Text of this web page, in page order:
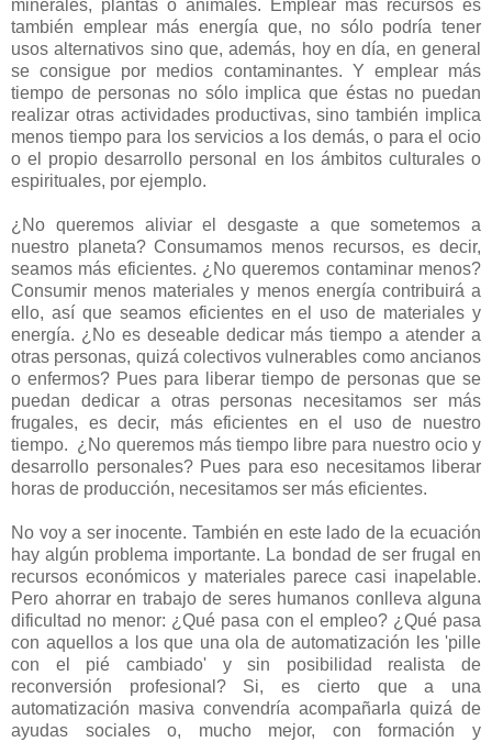
minerales, plantas o animales. Emplear más recursos es
también emplear más energía que, no sólo podría tener
usos alternativos sino que, además, hoy en día, en general
se consigue por medios contaminantes. Y emplear más
tiempo de personas no sólo implica que éstas no puedan
realizar otras actividades productivas, sino también implica
menos tiempo para los servicios a los demás, o para el ocio
o el propio desarrollo personal en los ámbitos culturales o
espirituales, por ejemplo.
¿No queremos aliviar el desgaste a que sometemos a
nuestro planeta? Consumamos menos recursos, es decir,
seamos más eficientes. ¿No queremos contaminar menos?
Consumir menos materiales y menos energía contribuirá a
ello, así que seamos eficientes en el uso de materiales y
energía. ¿No es deseable dedicar más tiempo a atender a
otras personas, quizá colectivos vulnerables como ancianos
o enfermos? Pues para liberar tiempo de personas que se
puedan dedicar a otras personas necesitamos ser más
frugales, es decir, más eficientes en el uso de nuestro
tiempo. ¿No queremos más tiempo libre para nuestro ocio y
desarrollo personales? Pues para eso necesitamos liberar
horas de producción, necesitamos ser más eficientes.
No voy a ser inocente. También en este lado de la ecuación
hay algún problema importante. La bondad de ser frugal en
recursos económicos y materiales parece casi inapelable.
Pero ahorrar en trabajo de seres humanos conlleva alguna
dificultad no menor: ¿Qué pasa con el empleo? ¿Qué pasa
con aquellos a los que una ola de automatización les 'pille
con el pié cambiado' y sin posibilidad realista de
reconversión profesional? Si, es cierto que a una
automatización masiva convendría acompañarla quizá de
ayudas sociales o, mucho mejor, con formación y